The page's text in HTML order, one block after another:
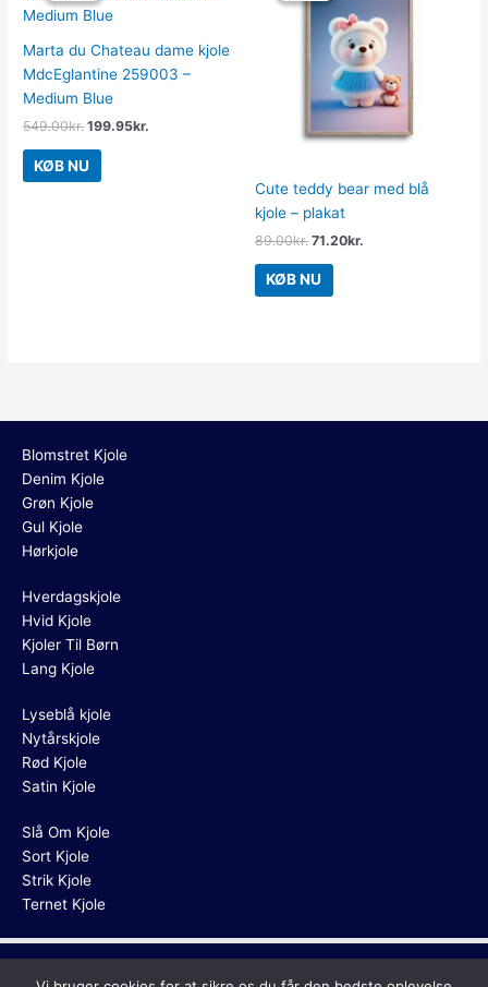
Marta du Chateau dame kjole
MdcEglantine 259003 –
Medium Blue
549.00kr.
var:
199.95kr.
KØB NU
Cute teddy bear med blå
kjole – plakat
89.00kr.
var:
89.00kr..
71.20kr.
er:
71.20kr..
KØB NU
Blomstret Kjole
Denim Kjole
Grøn Kjole
Gul Kjole
Hørkjole
Hverdagskjole
Hvid Kjole
Kjoler Til Børn
Lang Kjole
Lyseblå kjole
Nytårskjole
Rød Kjole
Satin Kjole
Slå Om Kjole
Sort Kjole
Strik Kjole
Ternet Kjole
Copyright © 2026 Blå Kjole